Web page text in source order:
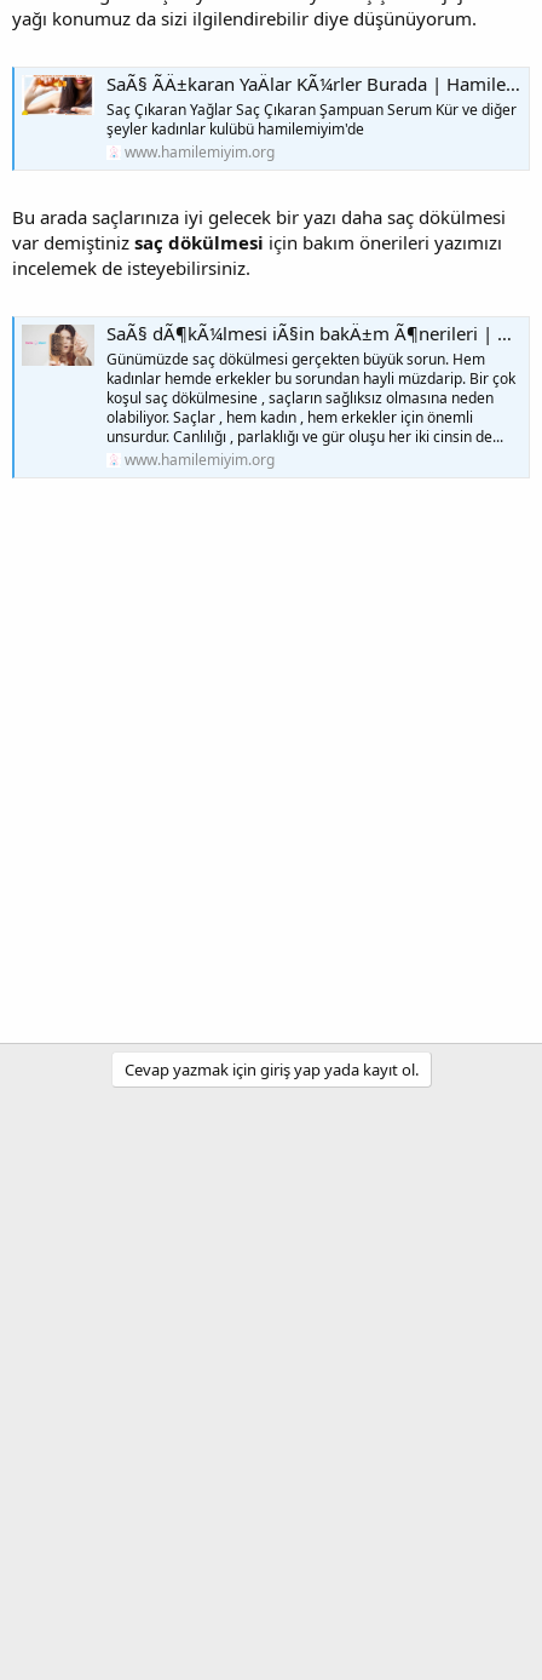
yağı konumuz da sizi ilgilendirebilir diye düşünüyorum.
SaÃ§ ÃÄ±karan YaÄlar KÃ¼rler Burada | Hamilemiyim
Saç Çıkaran Yağlar Saç Çıkaran Şampuan Serum Kür ve diğer
şeyler kadınlar kulübü hamilemiyim'de
www.hamilemiyim.org
Bu arada saçlarınıza iyi gelecek bir yazı daha saç dökülmesi
var demiştiniz saç dökülmesi için bakım önerileri yazımızı
incelemek de isteyebilirsiniz.
SaÃ§ dÃ¶kÃ¼lmesi iÃ§in bakÄ±m Ã¶nerileri | Hamilemiyim
Günümüzde saç dökülmesi gerçekten büyük sorun. Hem
kadınlar hemde erkekler bu sorundan hayli müzdarip. Bir çok
koşul saç dökülmesine , saçların sağlıksız olmasına neden
olabiliyor. Saçlar , hem kadın , hem erkekler için önemli
unsurdur. Canlılığı , parlaklığı ve gür oluşu her iki cinsin de...
www.hamilemiyim.org
Cevap yazmak için giriş yap yada kayıt ol.